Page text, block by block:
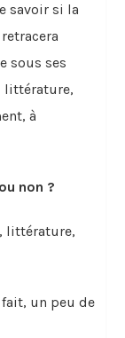
savoir si la
sous ses
littérature,
à
non ?
littérature,
fait, un peu de